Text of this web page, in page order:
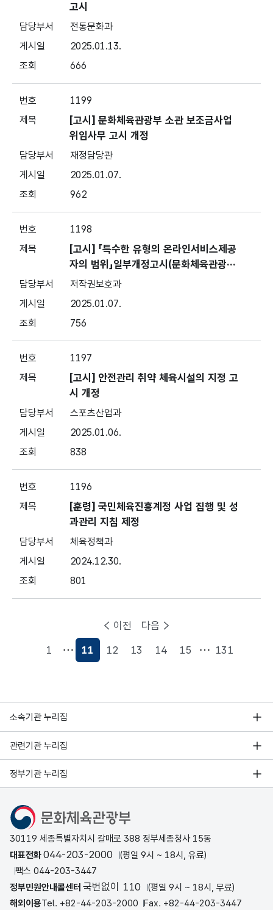
고시
전통문화과
2025.01.13.
666
1199
[고시] 문화체육관광부 소관 보조금사업
위임사무 고시 개정
재정담당관
2025.01.07.
962
1198
[고시] 「특수한 유형의 온라인서비스제공
자의 범위」일부개정고시(문화체육관광부
고시 제2025-0003호, 2025.1.7.)
저작권보호과
2025.01.07.
756
1197
[고시] 안전관리 취약 체육시설의 지정 고
시 개정
스포츠산업과
2025.01.06.
838
1196
[훈령] 국민체육진흥계정 사업 집행 및 성
과관리 지침 제정
체육정책과
2024.12.30.
801
이전
1
현재페이지
11 12 13 14 15 131
다음
소속기관 누리집
관련기관 누리집
정부기관 누리집
문화체육관광부
30119 세종특별자치시 갈매로 388 정부세종청사 15동
대표전화044-203-2000
(평일 9시 ~ 18시, 유료)
팩스 044-203-3447
정부민원안내콜센터 국번없이 110
(평일 9시 ~ 18시, 무료)
해외이용Tel. +82-44-203-2000 Fax. +82-44-203-3447